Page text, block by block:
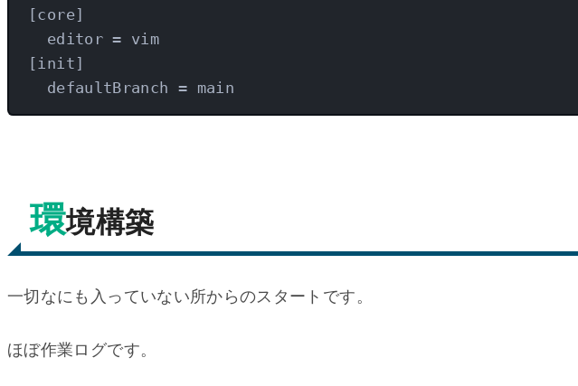
[core]
editor = vim
[ init ]
defaultBranch = main
環境構築
一切なにも入っていない所からのスタートです。
ほぼ作業ログです。